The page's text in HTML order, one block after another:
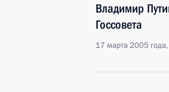
Владимир
Госсовета
17 марта 2005